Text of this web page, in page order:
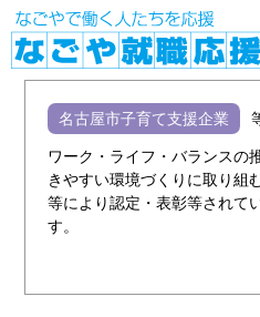
名古屋市子育て支援企業
ワーク・ライフ・バランスの
きやすい環境づくりに取り組
等により認定・表彰等されて
す。